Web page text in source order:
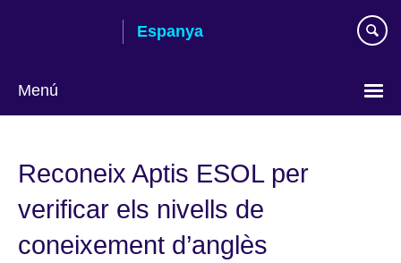
Espanya
Menú
teu
Reconeix Aptis ESOL per
verificar els nivells de
coneixement d’anglès